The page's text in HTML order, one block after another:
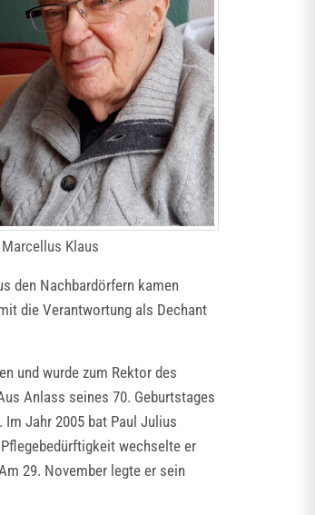
Klaus
den Nachbardörfern kamen
die Verantwortung als Dechant
und wurde zum Rektor des
Anlass seines 70. Geburtstages
Im Jahr 2005 bat Paul Julius
wechselte er
29. November legte er sein